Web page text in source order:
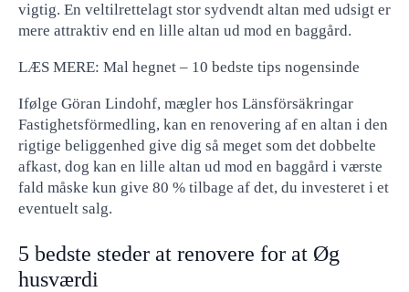
vigtig. En veltilrettelagt stor sydvendt altan med udsigt er
mere attraktiv end en lille altan ud mod en baggård.
LÆS MERE: Mal hegnet – 10 bedste tips nogensinde
Ifølge Göran Lindohf, mægler hos Länsförsäkringar
Fastighetsförmedling, kan en renovering af en altan i den
rigtige beliggenhed give dig så meget som det dobbelte
afkast, dog kan en lille altan ud mod en baggård i værste
fald måske kun give 80 % tilbage af det, du investeret i et
eventuelt salg.
5 bedste steder at renovere for at Øg
husværdi